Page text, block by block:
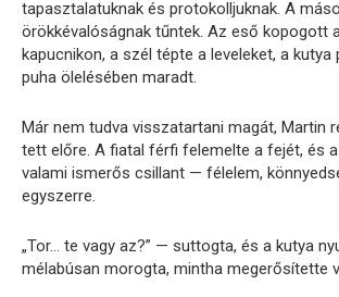
tapasztalatuknak és protokolljuknak. A
örökkévalóságnak tűntek. Az eső kopogott
kapucnikon, a szél tépte a leveleket, a kutya
puha ölelésében maradt.
Már nem tudva visszatartani magát, Martin
tett előre. A fiatal férfi felemelte a fejét, és
valami ismerős csillant — félelem,
egyszerre.
„Tor… te vagy az?” — suttogta, és a kutya
mélabúsan morogta, mintha megerősítette